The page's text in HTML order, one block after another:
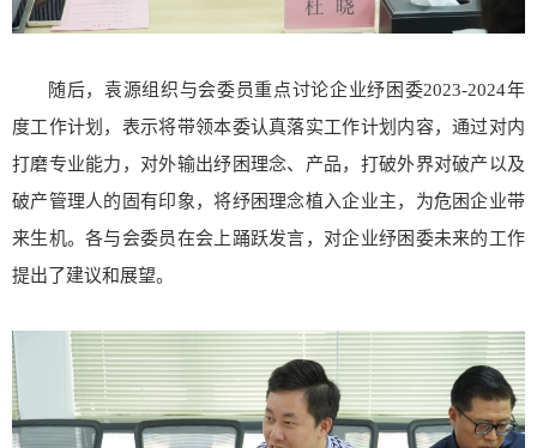
随后，袁源组织与会委员重点讨论企业纾困委2023-2024年
度工作计划，表示将带领本委认真落实工作计划内容，通过对内
打磨专业能力，对外输出纾困理念、产品，打破外界对破产以及
破产管理人的固有印象，将纾困理念植入企业主，为危困企业带
来生机。各与会委员在会上踊跃发言，对企业纾困委未来的工作
提出了建议和展望。